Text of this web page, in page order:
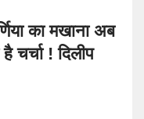
का मखाना अब
चर्चा ! दिलीप